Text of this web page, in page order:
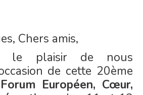
Chers amis,
le plaisir de nous
de cette 20ème
Européen, Cœur,